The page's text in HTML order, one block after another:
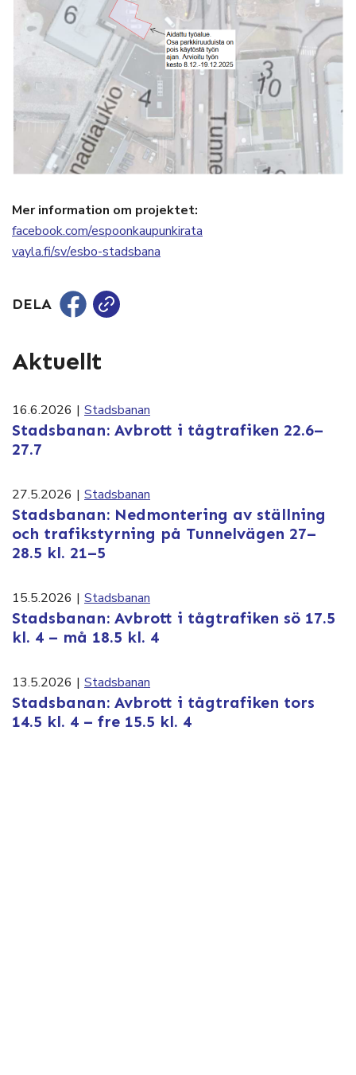
Mer information om projektet:
facebook.com/espoonkaupunkirata
vayla.fi/sv/esbo-stadsbana
DELA
Aktuellt
16.6.2026 | Stadsbanan
Stadsbanan: Avbrott i tågtrafiken 22.6–
27.7
27.5.2026 | Stadsbanan
Stadsbanan: Nedmontering av ställning
och trafikstyrning på Tunnelvägen 27–
28.5 kl. 21–5
15.5.2026 | Stadsbanan
Stadsbanan: Avbrott i tågtrafiken sö 17.5
kl. 4 – må 18.5 kl. 4
13.5.2026 | Stadsbanan
Stadsbanan: Avbrott i tågtrafiken tors
14.5 kl. 4 – fre 15.5 kl. 4